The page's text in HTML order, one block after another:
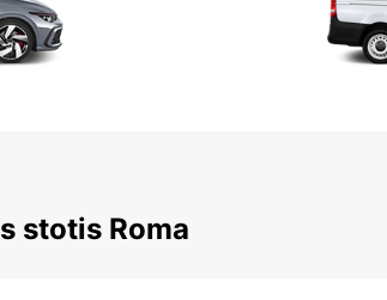
stotis Roma